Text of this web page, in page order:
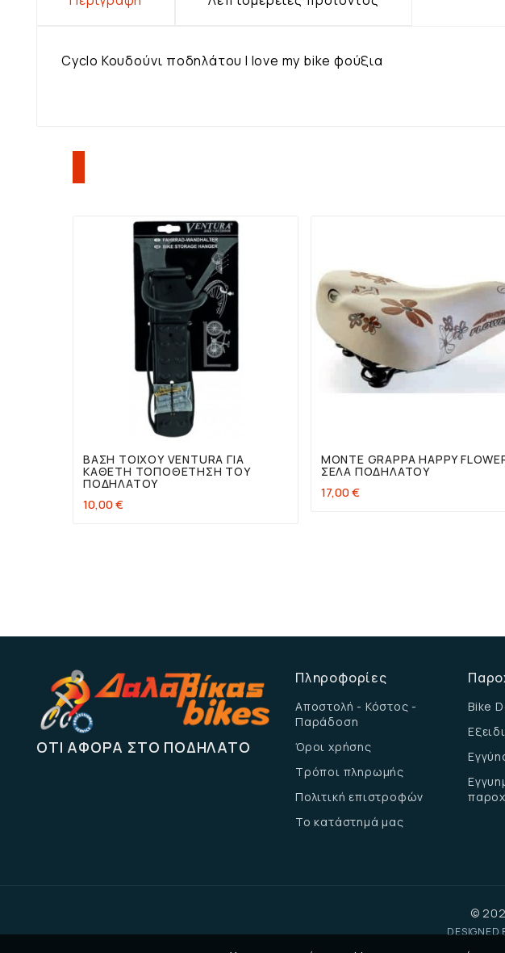
Cyclo Κουδούνι ποδηλάτου I love my bike φούξια

ΒΆΣΗ ΤΟΊΧΟΥ VENTURA ΓΙΑ
ΚΆΘΕΤΗ ΤΟΠΟΘΈΤΗΣΗ ΤΟΥ
ΠΟΔΗΛΆΤΟΥ
10,00 €
MONTE GRAPPA HAPPY
ΣΈΛΑ ΠΟΔΗΛΆΤΟΥ
17,00 €
ΌΤΙ ΑΦΟΡΆ ΣΤΟ ΠΟΔΉΛΑΤΟ
Πληροφορίες
Αποστολή - Κόστος -
Παράδοση
Όροι χρήσης
Τρόποι πληρωμής
Πολιτική επιστροφών
Το κατάστημά μας
Bike
©
DESIGNED